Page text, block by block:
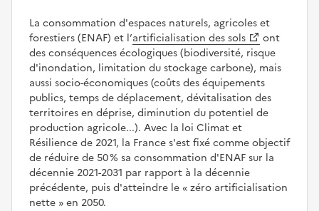
La consommation d'espaces naturels, agricoles et
forestiers (ENAF) et l’artificialisation des sols
ont
des conséquences écologiques (biodiversité, risque
d'inondation, limitation du stockage carbone), mais
aussi socio-économiques (coûts des équipements
publics, temps de déplacement, dévitalisation des
territoires en déprise, diminution du potentiel de
production agricole...). Avec la loi Climat et
Résilience de 2021, la France s'est fixé comme objectif
de réduire de 50 % sa consommation d'ENAF sur la
décennie 2021-2031 par rapport à la décennie
précédente, puis d'atteindre le
zéro artificialisation
nette
en 2050.